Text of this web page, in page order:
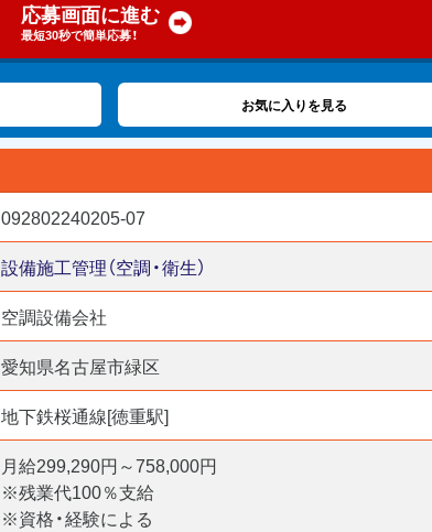
応募画面に進む
最短30秒で簡単応募！
お気に入りを見る
092802240205-07
設備施工管理（空調・衛生）
空調設備会社
愛知県名古屋市緑区
地下鉄桜通線[徳重駅]
月給299,290円～758,000円
※残業代100％支給
※資格・経験による